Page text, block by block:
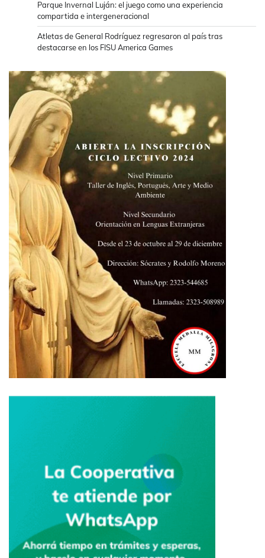
Parque Invernal Luján: el juego como una experiencia
compartida e intergeneracional
Atletas de General Rodríguez regresaron al país tras
destacarse en los FISU America Games